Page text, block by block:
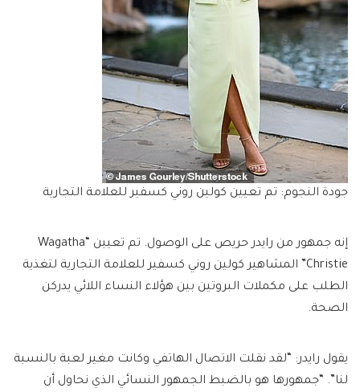
جودة النجوم: تم تعيين كولين روني كسفير للعلامة التجارية
إنه جمهور من رايدر حريص على الوصول. تم تعيين “Wagatha
Christie” المشاهير كولين روني كسفير للعلامة التجارية لتغذية
الطلب على مكملات البروتين بين هؤلاء النساء اللائي يدركن
الصحة.
يقول رايدر: “لقد نقلت الاتصال الهاتفي وكانت مغير لعبة بالنسبة
لنا”. “جمهورها هو بالضبط الجمهور النسائي الذي نحاول أن